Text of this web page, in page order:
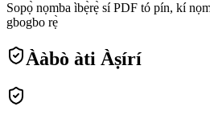
Sopọ̀ nọmba ìbẹ̀rẹ̀ sí PDF tó pín, kí
gbogbo rẹ̀
Ààbò àti Àṣírí